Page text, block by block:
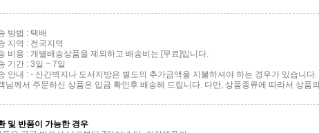
방법 : 택배
지역 : 전국지역
비용 : 개별배송상품을 제외하고 배송비는 [무료]입니다.
기간 : 3일 ~ 7일
안내 : - 산간벽지나 도서지방은 별도의 추가금액을 지불하셔야 하는 경우가 있습니다.
님께서 주문하신 상품은 입금 확인후 배송해 드립니다. 다만, 상품종류에 따라서 상품
및 반품이 가능한 경우